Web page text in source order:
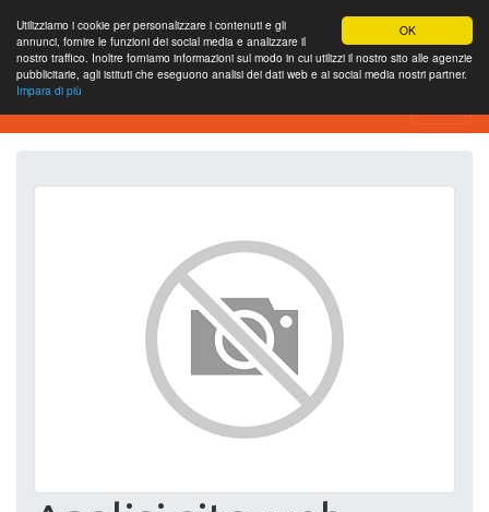
OK
Utilizziamo i cookie per personalizzare i contenuti e gli
annunci, fornire le funzioni dei social media e analizzare il
nostro traffico. Inoltre forniamo informazioni sul modo in cui utilizzi il nostro sito alle agenzie
pubblicitarie, agli istituti che eseguono analisi dei dati web e ai social media nostri partner.
Impara di più
SEO Analytics